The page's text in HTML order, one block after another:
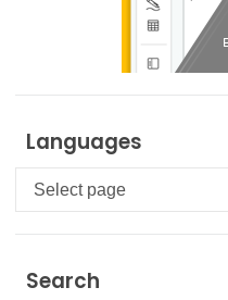
Languages
Languages
Search